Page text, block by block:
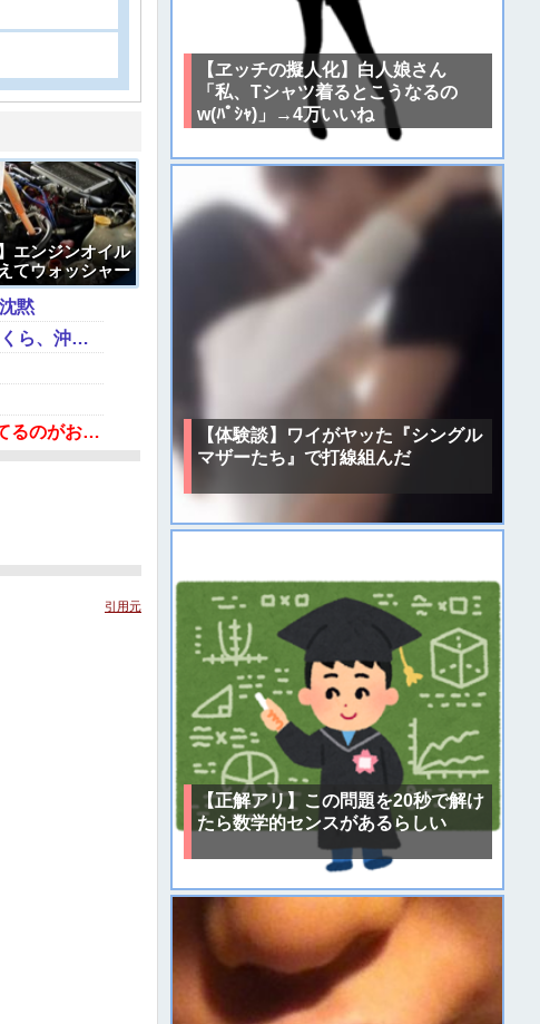
エンジンオイル
てウォッシャー
てしまった結果
黙
【画像】フォロワー580万！Z世代のカリスマ、水着写真集の発売決定wwwwwさくら、沖縄を舞台にカワイイが爆発！！！
蓮舫「蓮舫だから叩いて良いという報道」 X民「高市だから叩いて良いをやってるのがお前だろ」
引用元
【ヱッチの擬人化】白人娘さん
「私、Tシャツ着るとこうなるの
w(ﾊﾟｼｬ)」→4万いいね
【体験談】ワイがヤッた『シングル
マザーたち』で打線組んだ
【正解アリ】この問題を20秒で解け
たら数学的センスがあるらしい